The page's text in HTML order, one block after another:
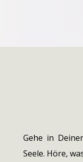
Gehe in
Seele. Höre,